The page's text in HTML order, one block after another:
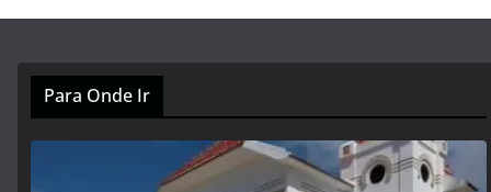
Para Onde Ir